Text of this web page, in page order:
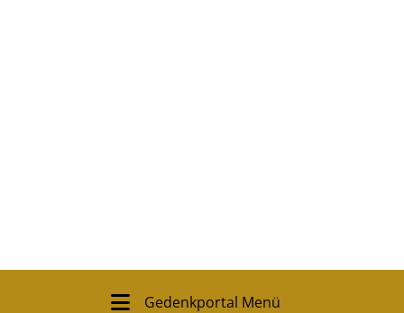
Gedenkportal Menü